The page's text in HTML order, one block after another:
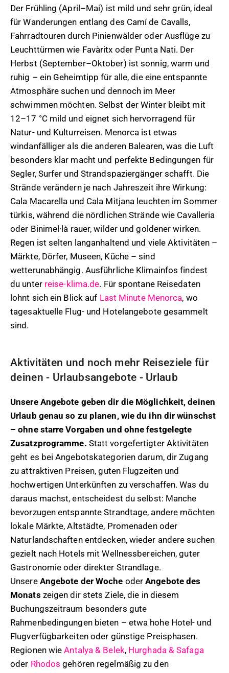
Der Frühling (April–Mai) ist mild und sehr grün, ideal
für Wanderungen entlang des Camí de Cavalls,
Fahrradtouren durch Pinienwälder oder Ausflüge zu
Leuchttürmen wie Favàritx oder Punta Nati. Der
Herbst (September–Oktober) ist sonnig, warm und
ruhig – ein Geheimtipp für alle, die eine entspannte
Atmosphäre suchen und dennoch im Meer
schwimmen möchten. Selbst der Winter bleibt mit
12–17 °C mild und eignet sich hervorragend für
Natur- und Kulturreisen. Menorca ist etwas
windanfälliger als die anderen Balearen, was die Luft
besonders klar macht und perfekte Bedingungen für
Segler, Surfer und Strandspaziergänger schafft. Die
Strände verändern je nach Jahreszeit ihre Wirkung:
Cala Macarella und Cala Mitjana leuchten im Sommer
türkis, während die nördlichen Strände wie Cavalleria
oder Binimel·là rauer, wilder und goldener wirken.
Regen ist selten langanhaltend und viele Aktivitäten –
Märkte, Dörfer, Museen, Küche – sind
wetterunabhängig. Ausführliche Klimainfos findest
du unter reise-klima.de. Für spontane Reisedaten
lohnt sich ein Blick auf Last Minute Menorca, wo
tagesaktuelle Flug- und Hotelangebote gesammelt
sind.
Aktivitäten und noch mehr Reiseziele für
deinen - Urlaubsangebote - Urlaub
Unsere Angebote geben dir die Möglichkeit, deinen
Urlaub genau so zu planen, wie du ihn dir wünschst
– ohne starre Vorgaben und ohne festgelegte
Zusatzprogramme. Statt vorgefertigter Aktivitäten
geht es bei Angebotskategorien darum, dir Zugang
zu attraktiven Preisen, guten Flugzeiten und
hochwertigen Unterkünften zu verschaffen. Was du
daraus machst, entscheidest du selbst: Manche
bevorzugen entspannte Strandtage, andere möchten
lokale Märkte, Altstädte, Promenaden oder
Naturlandschaften entdecken, wieder andere suchen
gezielt nach Hotels mit Wellnessbereichen, guter
Gastronomie oder direkter Strandlage.
Unsere Angebote der Woche oderAngebote des
Monats zeigen dir stets Ziele, die in diesem
Buchungszeitraum besonders gute
Rahmenbedingungen bieten – etwa hohe Hotel- und
Flugverfügbarkeiten oder günstige Preisphasen.
Regionen wieAntalya & Belek, Hurghada & Safaga
oder Rhodos gehören regelmäßig zu den